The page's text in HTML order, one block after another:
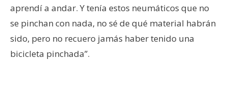
aprendí a andar. Y tenía estos neumáticos que no
se pinchan con nada, no sé de qué material habrán
sido, pero no recuero jamás haber tenido una
bicicleta pinchada”.